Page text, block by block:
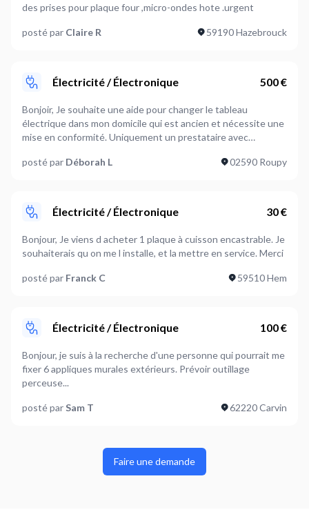
des prises pour plaque four ,micro-ondes hote .urgent
posté par Claire R 59190 Hazebrouck
Électricité / Électronique 500 €
Bonjoir, Je souhaite une aide pour changer le tableau
électrique dans mon domicile qui est ancien et nécessite une
mise en conformité. Uniquement un prestataire avec
hauteur dans la montée d'escalier.
posté par Déborah L 02590 Roupy
Électricité / Électronique 30 €
Bonjour, Je viens d acheter 1 plaque à cuisson encastrable. Je
souhaiterais qu on me l installe, et la mettre en service. Merci
posté par Franck C 59510 Hem
Électricité / Électronique 100 €
Bonjour, je suis à la recherche d'une personne qui pourrait me
fixer 6 appliques murales extérieurs. Prévoir outillage
perceuse...
posté par Sam T 62220 Carvin
Faire une demande